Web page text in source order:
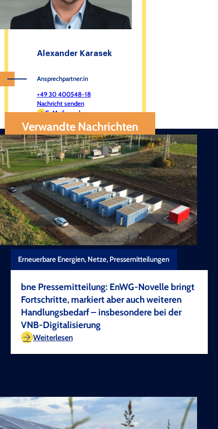
Alexander Karasek
Ansprechpartner:in
+49 30 400548-18
Nachricht senden
E-Mail senden
Verwandte Nachrichten
Erneuerbare Energien, Netze, Pressemitteilungen
bne Pressemitteilung: EnWG-Novelle bringt
Fortschritte, markiert aber auch weiteren
Handlungsbedarf – insbesondere bei der
VNB-Digitalisierung
Weiterlesen